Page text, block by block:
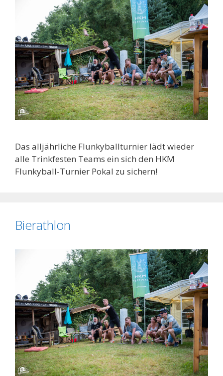
Das alljährliche Flunkyballturnier lädt wieder
alle Trinkfesten Teams ein sich den HKM
Flunkyball-Turnier Pokal zu sichern!
Bierathlon